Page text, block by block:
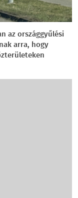
az országgyűlési
arra, hogy